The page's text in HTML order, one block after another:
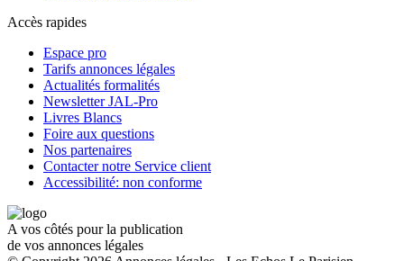
Accès rapides
Espace pro
Tarifs annonces légales
Actualités formalités
Newsletter JAL-Pro
Livres Blancs
Foire aux questions
Nos partenaires
Contacter notre Service client
Accessibilité: non conforme
A vos côtés pour la publication
de vos annonces légales